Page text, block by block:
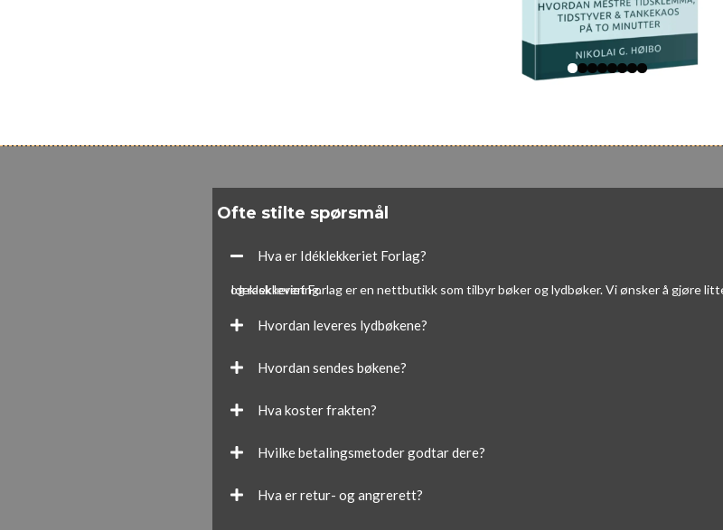
Ofte stilte spørsmål
Hva er Idéklekkeriet Forlag?
Ideklekkeriet Forlag er en nettbutikk som tilbyr bøker og lydbøker. Vi ønsker å gjøre litteratur lett tilgjengelig med enkle kjøpsvilkår og rask levering.
Hvordan leveres lydbøkene?
Hvordan sendes bøkene?
Hva koster frakten?
Hvilke betalingsmetoder godtar dere?
Hva er retur- og angrerett?